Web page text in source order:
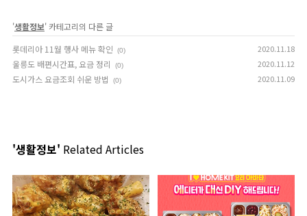
'생활정보' 카테고리의 다른 글
롯데리아 11월 행사 메뉴 확인
(0) 2020.11.18
울릉도 배편시간표, 요금 정리 (0) 2020.11.12
도시가스 요금조회 쉬운 방법 (0) 2020.11.09
'생활정보' Related Articles